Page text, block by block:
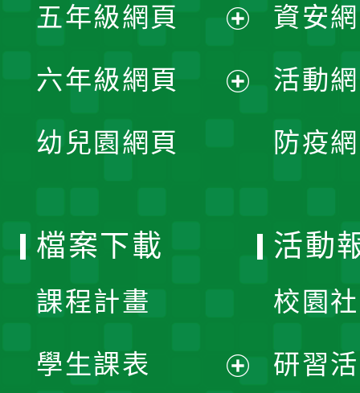
選
單
開
選
五年級網頁
開
六年級網頁
幼兒園網頁
資安
活動
防疫
檔案下載
課程計畫
學生課表
活動
校園
研習